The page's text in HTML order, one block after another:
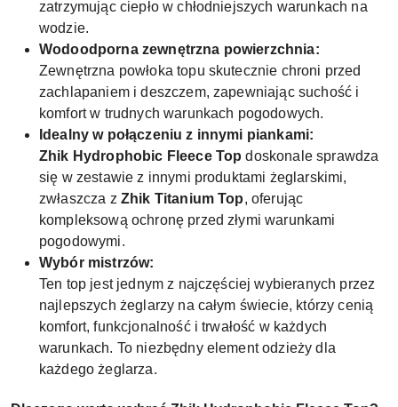
zatrzymując ciepło w chłodniejszych warunkach na
wodzie.
Wodoodporna zewnętrzna powierzchnia:
Zewnętrzna powłoka topu skutecznie chroni przed
zachlapaniem i deszczem, zapewniając suchość i
komfort w trudnych warunkach pogodowych.
Idealny w połączeniu z innymi piankami:
Zhik Hydrophobic Fleece Top doskonale sprawdza
się w zestawie z innymi produktami żeglarskimi,
zwłaszcza z Zhik Titanium Top, oferując
kompleksową ochronę przed złymi warunkami
pogodowymi.
Wybór mistrzów:
Ten top jest jednym z najczęściej wybieranych przez
najlepszych żeglarzy na całym świecie, którzy cenią
komfort, funkcjonalność i trwałość w każdych
warunkach. To niezbędny element odzieży dla
każdego żeglarza.